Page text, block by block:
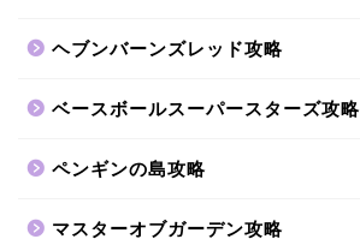
ヘブンバーンズレッド攻略
ベースボールスーパースターズ攻略
ペンギンの島攻略
マスターオブガーデン攻略